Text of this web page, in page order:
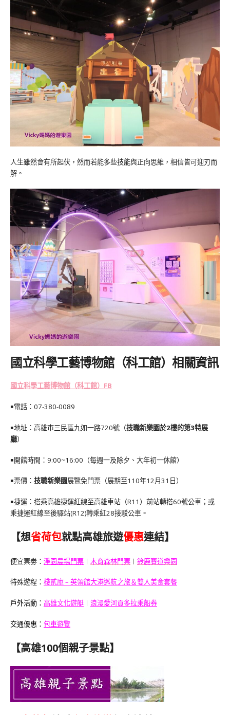
人生雖然會有所起伏，然而若能多些技能與正向思維，相信皆可迎刃而
解。
國立科學工藝博物館（科工館）相關資訊
國立科學工藝博物館（科工館）FB
￭電話：07-380-0089
￭地址：高雄市三民區九如一路720號（技職新樂園於2樓的第3特展
廳）
￭開館時間：9:00~16:00（每週一及除夕、大年初一休館）
￭票價： 技職新樂園展覽免門票（展期至110年12月31日）
￭捷運：搭乘高雄捷運紅線至高雄車站（R11）前站轉搭60號公車；或
乘捷運紅線至後驛站(R12)轉乘紅28接駁公車。
【想省荷包就點高雄旅遊優惠連結】
便宜票劵： 淨園農場門票 ︱ 木育森林門票 ︱ 鈴鹿賽道樂園
特殊遊程： 棧貳庫 – 英領館大港巡航之旅＆雙人美食套餐
戶外活動： 高雄文化遊艇 ︱ 浪漫愛河貢多拉乘船券
交通優惠： 包車遊覽
【高雄100個親子景點】